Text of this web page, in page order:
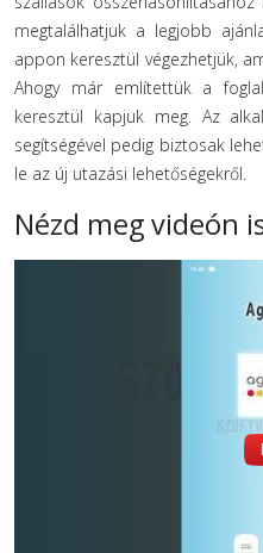
megtalálhatjuk a legjobb
appon keresztül végezhetjük,
Ahogy már említettük a
keresztül kapjuk meg. Az
segítségével pedig biztosak
le az új utazási lehetőségekről.
Nézd meg videón